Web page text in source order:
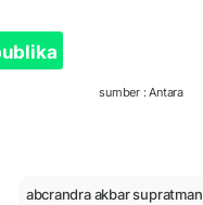
sumber : Antara
abcrandra akbar supratman